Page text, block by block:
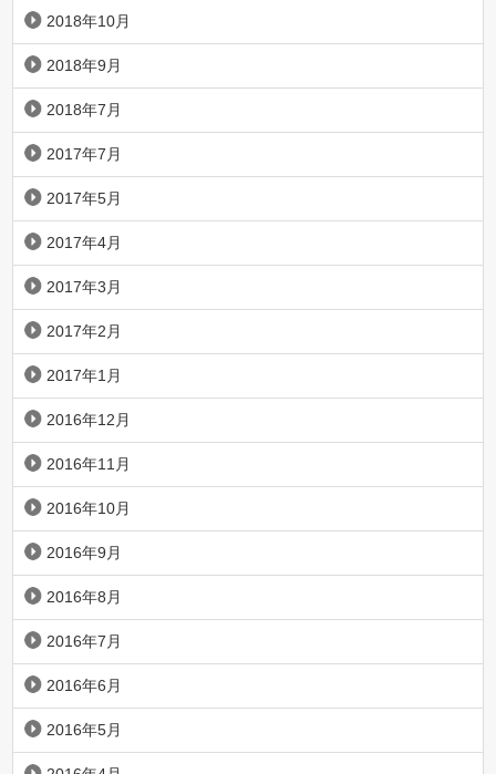
2018年10月
2018年9月
2018年7月
2017年7月
2017年5月
2017年4月
2017年3月
2017年2月
2017年1月
2016年12月
2016年11月
2016年10月
2016年9月
2016年8月
2016年7月
2016年6月
2016年5月